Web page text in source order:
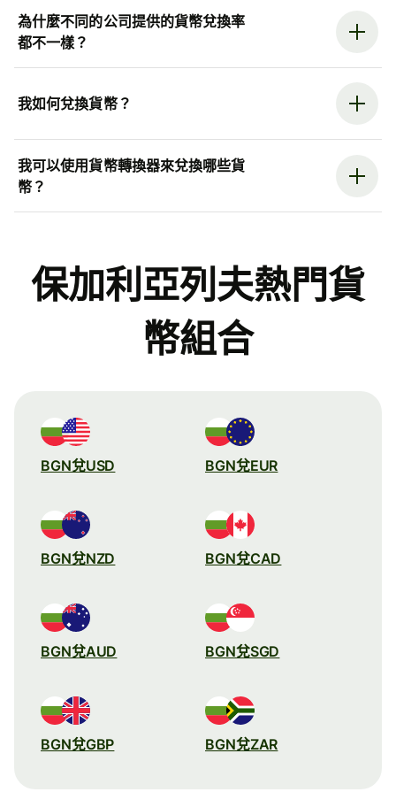
為什麼不同的公司提供的貨幣兌換率
都不一樣？
我如何兌換貨幣？
我可以使用貨幣轉換器來兌換哪些貨
幣？
保加利亞列夫熱門貨
幣組合
BGN兌USD BGN兌EUR
BGN兌NZD BGN兌CAD
BGN兌AUD BGN兌SGD
BGN兌GBP BGN兌ZAR